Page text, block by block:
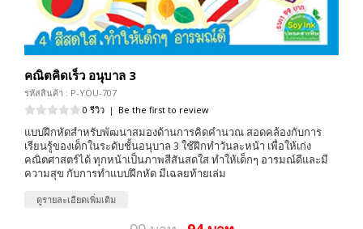
คณิตคิดเร็ว อนุบาล 3
รหัสสินค้า : P-YOU-707
0 รีวิว | Be the first to review
แบบฝึกหัดสำหรับพัฒนาสมองด้านการคิดคำนวณ สอดคล้องกับการ
เรียนรู้ของเด็กในระดับชั้นอนุบาล 3 ใช้ฝึกทำวันละหน้า เพื่อให้เก่ง
คณิตศาสตร์ได้ ทุกหน้าเป็นภาพสีสันสดใส ทำให้เด็กๆ อารมณ์ดีและมี
ความสุข กับการทำแบบฝึกหัด มีเฉลยท้ายเล่ม
ดูรายละเอียดเพิ่มเติม